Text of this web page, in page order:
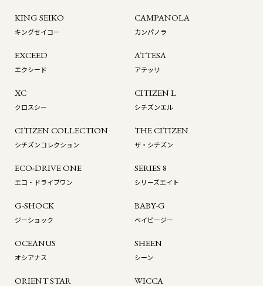
KING SEIKO
キングセイコー
CAMPANOLA
カンパノラ
EXCEED
エクシード
ATTESA
アテッサ
XC
クロスシー
CITIZEN L
シチズンエル
CITIZEN COLLECTION
シチズンコレクション
THE CITIZEN
ザ・シチズン
ECO-DRIVE ONE
エコ・ドライブワン
SERIES 8
シリーズエイト
G-SHOCK
ジーショック
BABY-G
ベイビージー
OCEANUS
オシアナス
SHEEN
シーン
ORIENT STAR WICCA